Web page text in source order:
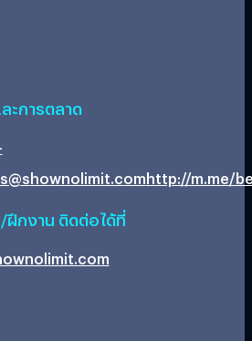
ะการตลาด
http://m.me/
ฝึกงาน ติดต่อได้ที่